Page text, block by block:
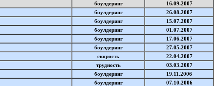
боулдеринг
16.09.2007
боулдеринг
26.08.2007
боулдеринг
15.07.2007
боулдеринг
01.07.2007
боулдеринг
17.06.2007
боулдеринг
27.05.2007
скорость
22.04.2007
трудность
03.03.2007
боулдеринг
19.11.2006
боулдеринг
07.10.2006